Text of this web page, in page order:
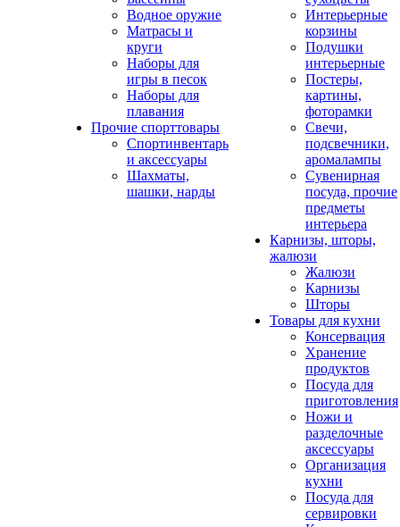
Водное оружие
Матрасы и
круги
Наборы для
игры в песок
Наборы для
плавания
Прочие спорттовары
Спортинвентарь
и аксессуары
Шахматы,
шашки, нарды
Интерьерные
корзины
Подушки
интерьерные
Постеры,
картины,
фоторамки
Свечи,
подсвечники,
аромалампы
Сувенирная
посуда, прочие
предметы
интерьера
Карнизы, шторы,
жалюзи
Жалюзи
Карнизы
Шторы
Товары для кухни
Консервация
Хранение
продуктов
Посуда для
приготовления
Ножи и
разделочные
аксессуары
Организация
кухни
Посуда для
сервировки